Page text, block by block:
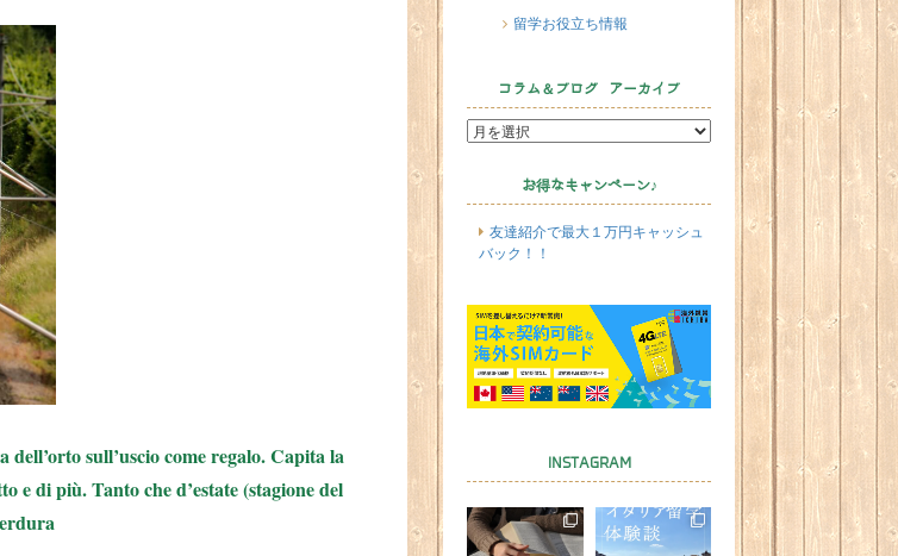
sull’uscio come regalo. Capita la
e di più. Tanto che d’estate (stagione del
留学お役立ち情報
コラム＆ブログ アーカイブ
お得なキャンペーン♪
友達紹介で最大１万円キャッシュ
バック！！
INSTAGRAM